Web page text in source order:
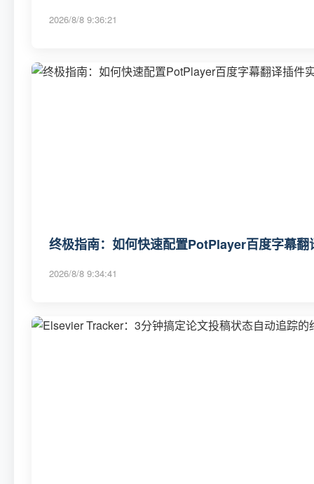
2026/8/8 9:36:21
终极指南：如何快速配置PotPlayer百度字幕
2026/8/8 9:34:41